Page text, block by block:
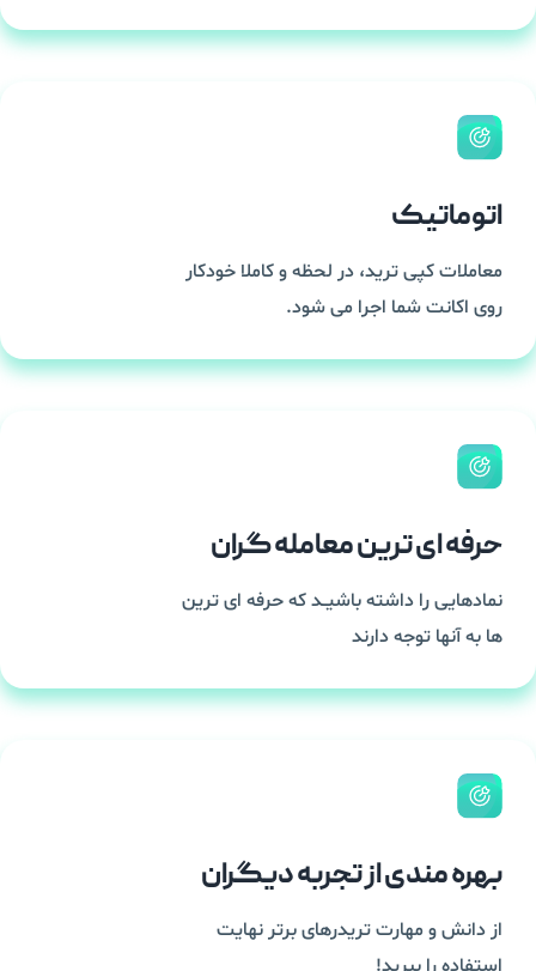
اتوماتیک
معاملات کپی ترید، در لحظه و کاملا خودکار
روی اکانت شما اجرا می شود.
حرفه ای ترین معامله گران
نمادهایی را داشته باشیــد که حرفه ای ترین
ها به آنها توجه دارند​
بهره مندی از تجربه دیگران
از دانش و مهارت تریدرهای برتر نهایت